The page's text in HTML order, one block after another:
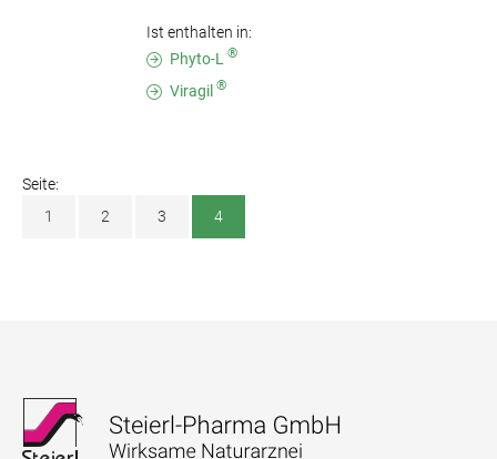
Ist enthalten in:
Phyto-L ®
Viragil ®
Seite:
1
2 3 4